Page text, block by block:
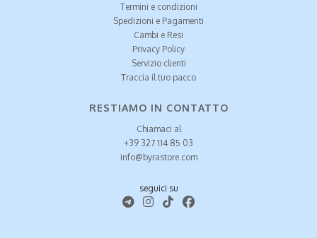
Termini e condizioni
Spedizioni e Pagamenti
Cambi e Resi
Privacy Policy
Servizio clienti
Traccia il tuo pacco
RESTIAMO IN CONTATTO
Chiamaci al
+39 327 114 85 03
info@byrastore.com
seguici su